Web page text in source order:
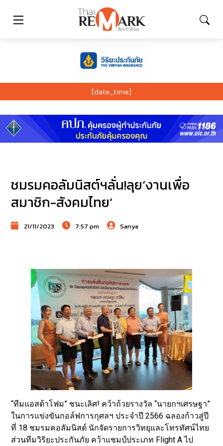
[date_time]
ชมรมคอลัมนิสต์ฯลั่น!ลุย‘งานเพื่อ
สมาชิก-สังคมไทย’
21/11/2023 7:57 pm Sanya
“ทีมแอสต้าโฟม” ชนะเลิศ! คว้าถ้วยรางวัล “นายกฯเศรษฐา”
ในการแข่งขันกอล์ฟการกุศลฯ ประจำปี 2566 ฉลองก้าวสู่ปี
ที่ 18 ชมรมคอลัมนิสต์ นักจัดรายการวิทยุและโทรทัศน์ไทย
ส่วนทีมวิริยะประกันภัย คว้าแชมป์ประเภท Flight A ไป